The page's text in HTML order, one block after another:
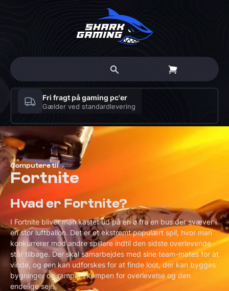
Gratis personlig rådgivning
Book en Haj til 30-minutters møde med en ekspert
Computere til
Fortnite
Hvad er Fortnite?
I Fortnite bliver man kastet ud på en ø fra en bus der svæver i
en stor luftballon. Det er et ekstremt populært spil, hvor man
konkurrerer mod andre spillere indtil den sidste overlevende
står tilbage. Der skal samarbejdes med sine team-mates for at
vinde, og øen kan udforskes for at finde loot, der kan bygges
bygninger og ramper i kampen for overlevelse og den
endelige sejr.